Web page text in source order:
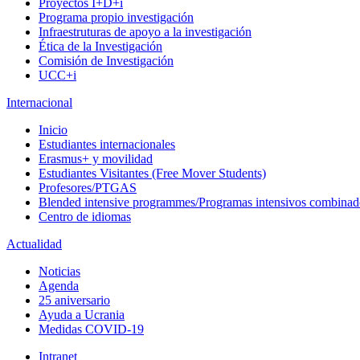
Proyectos I+D+i
Programa propio investigación
Infraestruturas de apoyo a la investigación
Ética de la Investigación
Comisión de Investigación
UCC+i
Internacional
Inicio
Estudiantes internacionales
Erasmus+ y movilidad
Estudiantes Visitantes (Free Mover Students)
Profesores/PTGAS
Blended intensive programmes/Programas intensivos
Centro de idiomas
Actualidad
Noticias
Agenda
25 aniversario
Ayuda a Ucrania
Medidas COVID-19
Intranet